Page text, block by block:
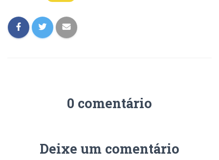
0 comentário
Deixe um comentário